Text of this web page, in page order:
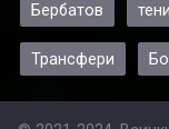
Бербатов
Трансфери